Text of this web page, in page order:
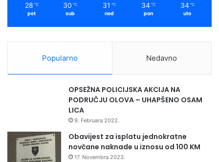
28 ℃
pet
30 ℃
sub
31 ℃
ned
34 ℃
pon
34 ℃
uto
Popularno Nedavno
OPSEŽNA POLICIJSKA AKCIJA NA
PODRUČJU OLOVA – UHAPŠENO OSAM
LICA
9. Februara 2022.
Obavijest za isplatu jednokratne
novčane naknade u iznosu od 100 KM
17. Novembra 2023.